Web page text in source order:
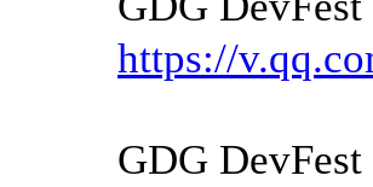
https://
GDG